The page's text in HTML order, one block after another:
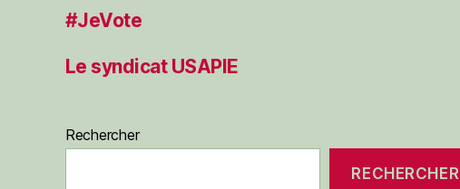
#JeVote
Le syndicat USAPIE
Rechercher
RECHERCHER